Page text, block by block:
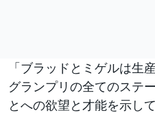
「ブラッドとミゲルは生
グランプリの全てのステ
とへの欲望と才能を示して